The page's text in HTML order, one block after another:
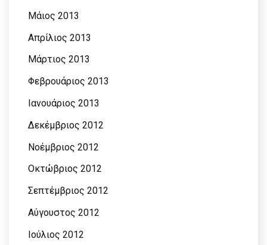
Μάιος 2013
Απρίλιος 2013
Μάρτιος 2013
Φεβρουάριος 2013
Ιανουάριος 2013
Δεκέμβριος 2012
Νοέμβριος 2012
Οκτώβριος 2012
Σεπτέμβριος 2012
Αύγουστος 2012
Ιούλιος 2012